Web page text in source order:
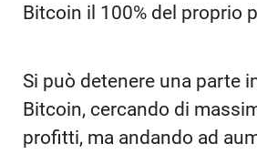
Bitcoin il 100% del proprio
Si può detenere una parte
Bitcoin, cercando di
profitti, ma andando ad